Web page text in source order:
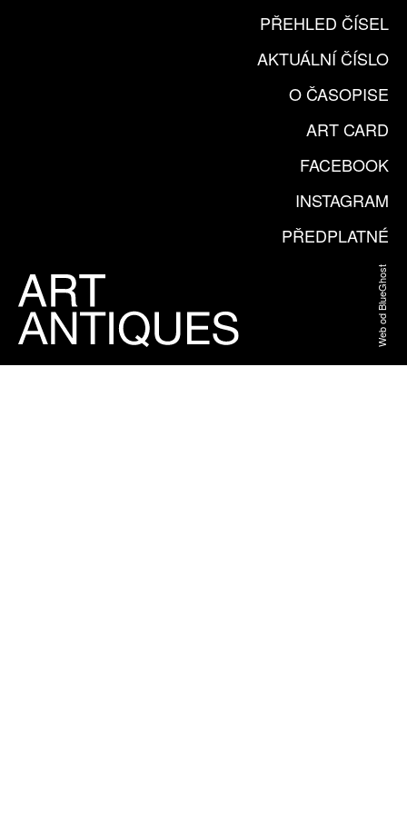
PŘEHLED ČÍSEL
AKTUÁLNÍ ČÍSLO
O ČASOPISE
ART CARD
FACEBOOK
INSTAGRAM
PŘEDPLATNÉ
Web od BlueGhost